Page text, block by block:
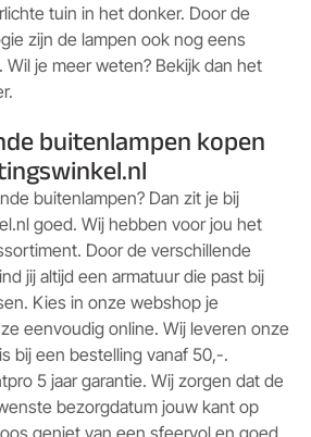
tuin in het donker. Door de
zijn de lampen ook nog eens
Wil je meer weten? Bekijk dan het
buitenlampen kopen
buitenlampen? Dan zit je bij
goed. Wij hebben voor jou het
Door de verschillende
jij altijd een armatuur die past bij
Kies in onze webshop je
eenvoudig online. Wij leveren onze
bij een bestelling vanaf 50,-.
5 jaar garantie. Wij zorgen dat de
bezorgdatum jouw kant op
geniet van een sfeervol en goed